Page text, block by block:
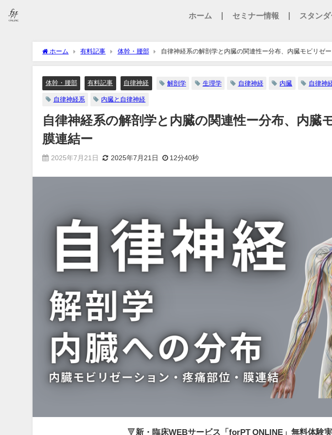
ホーム セミナー情報 スタン
ホーム 有料記事 体幹・腰部 自律神経系の解剖学と内臓の関連性ー分布、内臓モビリゼ
体幹・腰部 有料記事 自律神経 解剖学 生理学 自律神経 内臓 自律神
自律神経系 内臓と自律神経
自律神経系の解剖学と内臓の関連性ー分布、内臓
膜連結ー
2025年7月21日 2025年7月21日 12分40秒
🔻新・臨床WEBサービス「forPT ONLINE」無料体験実